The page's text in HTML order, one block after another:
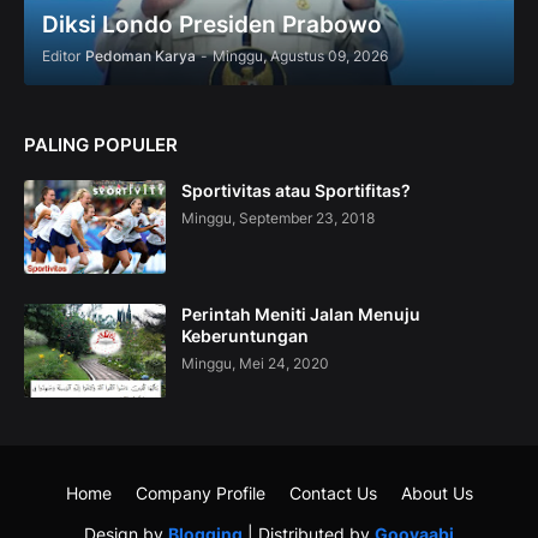
Diksi Londo Presiden Prabowo
Editor Pedoman Karya - Minggu, Agustus 09, 2026
PALING POPULER
Sportivitas atau Sportifitas?
Minggu, September 23, 2018
Perintah Meniti Jalan Menuju
Keberuntungan
Minggu, Mei 24, 2020
Home Company Profile Contact Us About Us